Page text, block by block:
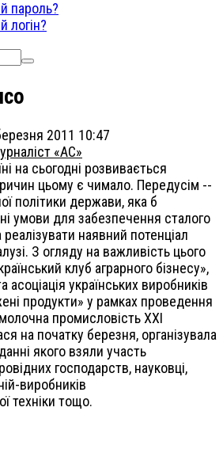
пароль?
логін?
2011 10:47
«АС»
на сьогодні розвивається
цьому є чимало. Передусім --
політики держави, яка б
умови для забезпечення сталого
наявний потенціал
З огляду на важливість цього
клуб аграрного бізнесу»,
асоціація українських виробників
продукти» у рамках проведення
промисловість ХХІ
на початку березня, організувала
якого взяли участь
господарств, науковці,
виробників
техніки тощо.